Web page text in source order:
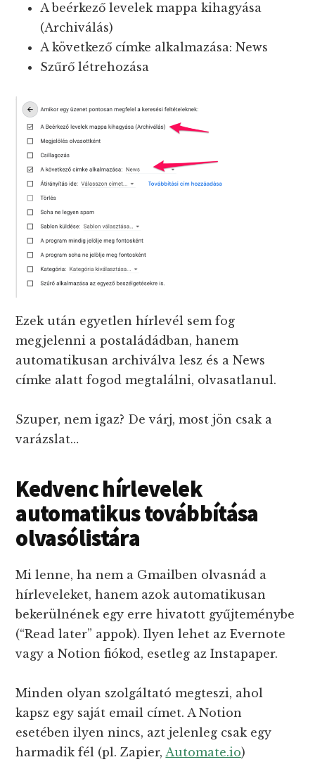
A beérkező levelek mappa kihagyása
(Archiválás)
A következő címke alkalmazása: News
Szűrő létrehozása
Ezek után egyetlen hírlevél sem fog
megjelenni a postaládádban, hanem
automatikusan archiválva lesz és a News
címke alatt fogod megtalálni, olvasatlanul.
Szuper, nem igaz? De várj, most jön csak a
varázslat…
Kedvenc hírlevelek
automatikus továbbítása
olvasólistára
Mi lenne, ha nem a Gmailben olvasnád a
hírleveleket, hanem azok automatikusan
bekerülnének egy erre hivatott gyűjteménybe
(“Read later” appok). Ilyen lehet az Evernote
vagy a Notion fiókod, esetleg az Instapaper.
Minden olyan szolgáltató megteszi, ahol
kapsz egy saját email címet. A Notion
esetében ilyen nincs, azt jelenleg csak egy
harmadik fél (pl. Zapier, Automate.io)